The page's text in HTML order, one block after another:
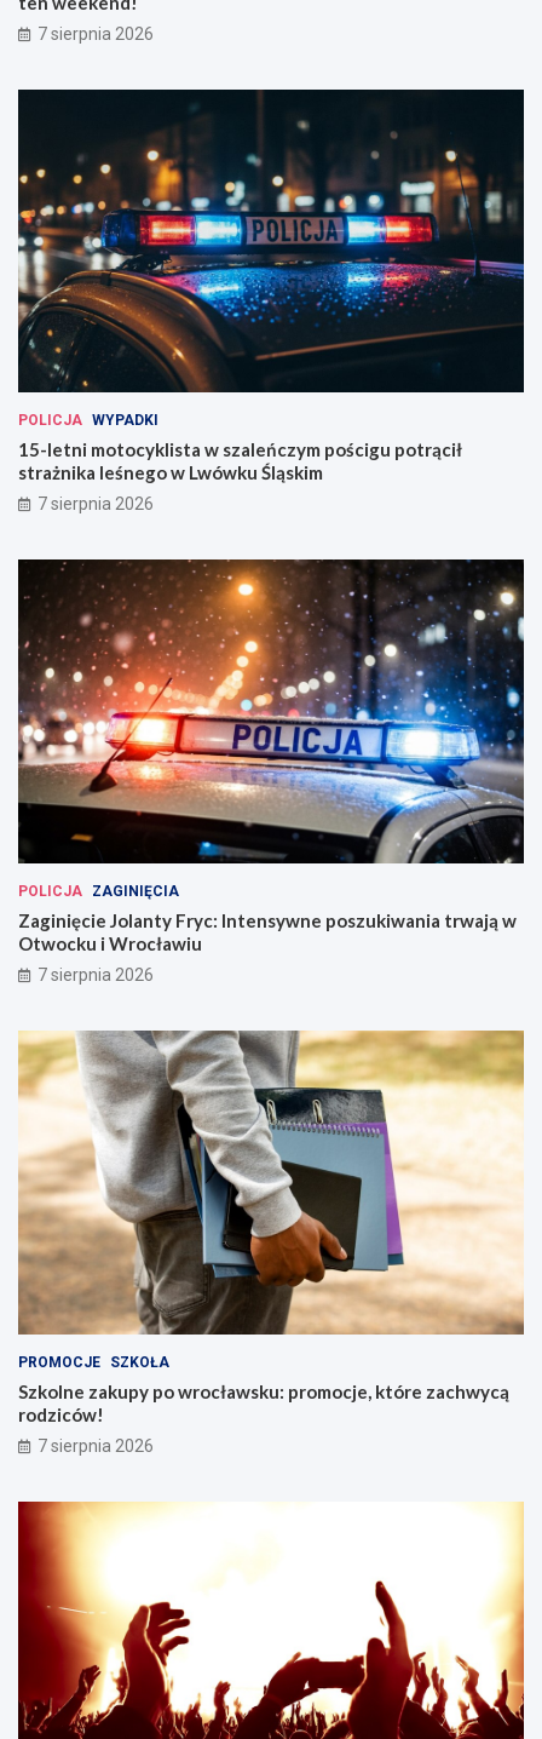
w
i
e
j
e
w
e
e
k
e
n
7 sierpnia 2026
POLICJA WYPADKI
15-letni motocyklista w szaleńczym pościgu potrącił
strażnika leśnego w Lwówku Śląskim
7 sierpnia 2026
POLICJA ZAGINIĘCIA
Zaginięcie Jolanty Fryc: Intensywne poszukiwania trwają w
Otwocku i Wrocławiu
7 sierpnia 2026
PROMOCJE SZKOŁA
Szkolne zakupy po wrocławsku: promocje, które zachwycą
rodziców!
7 sierpnia 2026